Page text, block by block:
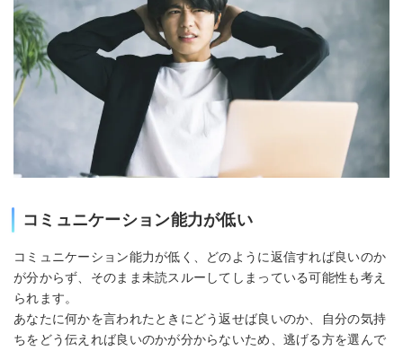
コミュニケーション能力が低い
コミュニケーション能力が低く、どのように返信すれば良いのか
が分からず、そのまま未読スルーしてしまっている可能性も考え
られます。
あなたに何かを言われたときにどう返せば良いのか、自分の気持
ちをどう伝えれば良いのかが分からないため、逃げる方を選んで